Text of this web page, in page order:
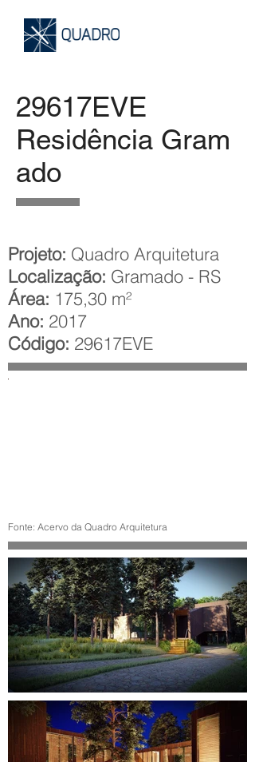
29617EVE
Residência Gram
ado
Projeto: Quadro Arquitetura
Localização: Gramado - RS
Área: 175,30 m²
Ano: 2017
Código: 29617EVE
Fonte: Acervo da Quadro Arquitetura